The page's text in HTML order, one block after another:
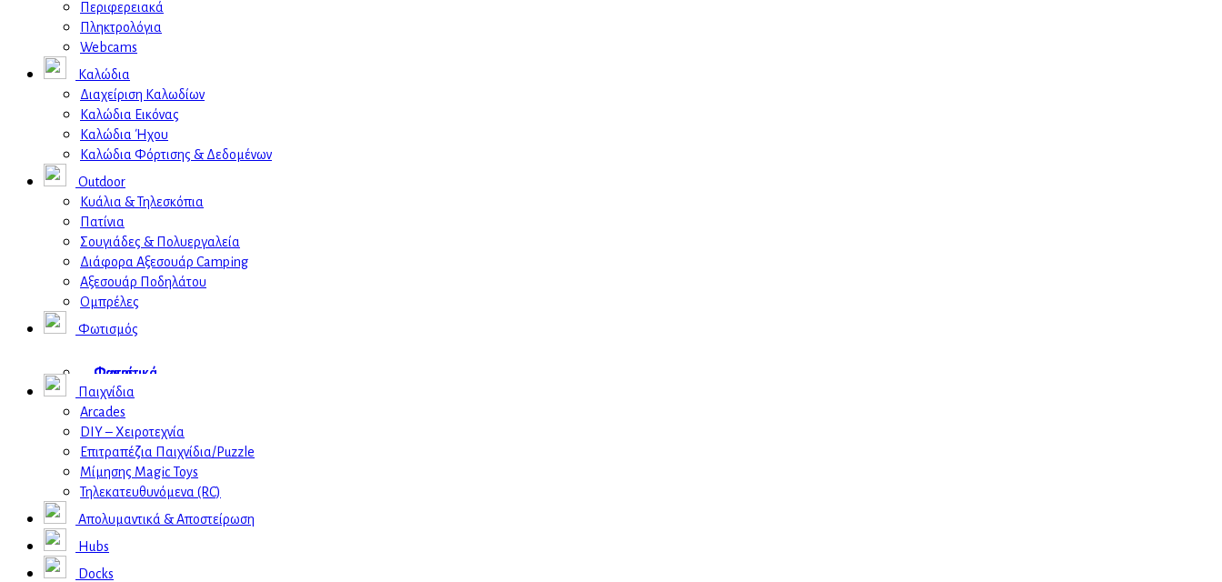
Περιφερειακά
Πληκτρολόγια
Webcams
Καλώδια
Διαχείριση Καλωδίων
Καλώδια Εικόνας
Καλώδια Ήχου
Καλώδια Φόρτισης & Δεδομένων
Outdoor
Κυάλια & Τηλεσκόπια
Πατίνια
Σουγιάδες & Πολυεργαλεία
Διάφορα Αξεσουάρ Camping
Αξεσουάρ Ποδηλάτου
Ομπρέλες
Φωτισμός
Φωτιστικά
Επιτραπέζια
Παιδικά
Vlogging Kits
Φακοί
Φακοί Φωτισμού
Παιχνίδια
Arcades
DIY – Χειροτεχνία
Επιτραπέζια Παιχνίδια/Puzzle
Μίμησης Magic Toys
Τηλεκατευθυνόμενα (RC)
Απολυμαντικά & Αποστείρωση
Hubs
Docks